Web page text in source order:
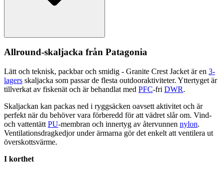
Allround-skaljacka från Patagonia
Lätt och teknisk, packbar och smidig - Granite Crest Jacket är en 3-
lagers skaljacka som passar de flesta outdooraktiviteter. Yttertyget är
tillverkat av fiskenät och är behandlat med PFC-fri DWR.
Skaljackan kan packas ned i ryggsäcken oavsett aktivitet och är
perfekt när du behöver vara förberedd för att vädret slår om. Vind-
och vattentätt PU-membran och innertyg av återvunnen nylon.
Ventilationsdragkedjor under ärmarna gör det enkelt att ventilera ut
överskottsvärme.
I korthet